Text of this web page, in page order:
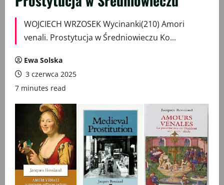
WOJCIECH WRZOSEK Wycinanki(210) Amori
venali. Prostytucja w Średniowieczu Ko...
Ewa Solska
3 czerwca 2025
7 minutes read